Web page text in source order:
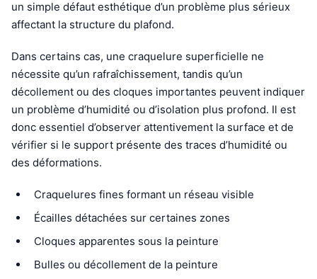
un simple défaut esthétique d’un problème plus sérieux
affectant la structure du plafond.
Dans certains cas, une craquelure superficielle ne
nécessite qu’un rafraîchissement, tandis qu’un
décollement ou des cloques importantes peuvent indiquer
un problème d’humidité ou d’isolation plus profond. Il est
donc essentiel d’observer attentivement la surface et de
vérifier si le support présente des traces d’humidité ou
des déformations.
Craquelures fines formant un réseau visible
Écailles détachées sur certaines zones
Cloques apparentes sous la peinture
Bulles ou décollement de la peinture